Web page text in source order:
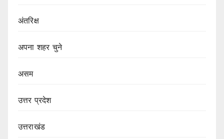
अंतरिक्ष
अपना शहर चुने
असम
उत्तर प्रदेश
उत्तराखंड